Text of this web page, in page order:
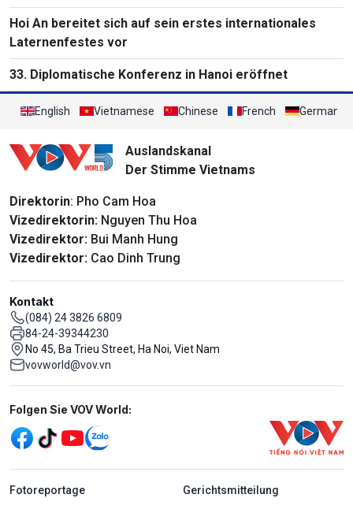
Hoi An bereitet sich auf sein erstes internationales
Laternenfestes vor
33. Diplomatische Konferenz in Hanoi eröffnet
English Vietnamese Chinese French German
Auslandskanal
Der Stimme Vietnams
Direktorin: Pho Cam Hoa
Vizedirektorin: Nguyen Thu Hoa
Vizedirektor: Bui Manh Hung
Vizedirektor: Cao Dinh Trung
Kontakt
(084) 24 3826 6809
84-24-39344230
No 45, Ba Trieu Street, Ha Noi, Viet Nam
vovworld@vov.vn
Mạng xã hội
Folgen Sie VOV World:
menu footer tiếng Đức
Fotoreportage Gerichtsmitteilung